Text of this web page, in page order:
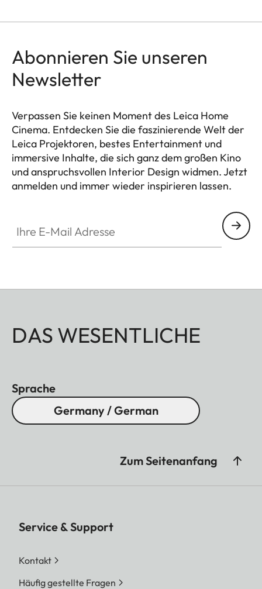
Abonnieren Sie unseren
Newsletter
Verpassen Sie keinen Moment des Leica Home
Cinema. Entdecken Sie die faszinierende Welt der
Leica Projektoren, bestes Entertainment und
immersive Inhalte, die sich ganz dem großen Kino
und anspruchsvollen Interior Design widmen. Jetzt
anmelden und immer wieder inspirieren lassen.
DAS WESENTLICHE
Sprache
Germany / German
Zum Seitenanfang
Service & Support
Kontakt
Häufig gestellte Fragen